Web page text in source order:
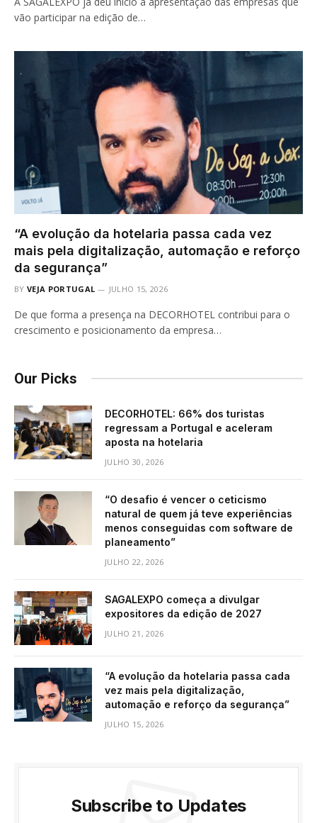
vão participar na edição de…
“A evolução da hotelaria passa cada vez
mais pela digitalização, automação e reforço
da segurança”
BY VEJA PORTUGAL JULHO 15, 2026
De que forma a presença na DECORHOTEL contribui para o
crescimento e posicionamento da empresa…
Our Picks
DECORHOTEL: 66% dos turistas
regressam a Portugal e aceleram
aposta na hotelaria
JULHO 30, 2026
“O desafio é vencer o ceticismo
natural de quem já teve experiências
menos conseguidas com software de
planeamento”
JULHO 22, 2026
SAGALEXPO começa a divulgar
expositores da edição de 2027
JULHO 21, 2026
“A evolução da hotelaria passa cada
vez mais pela digitalização,
automação e reforço da segurança”
JULHO 15, 2026
Subscribe to Updates